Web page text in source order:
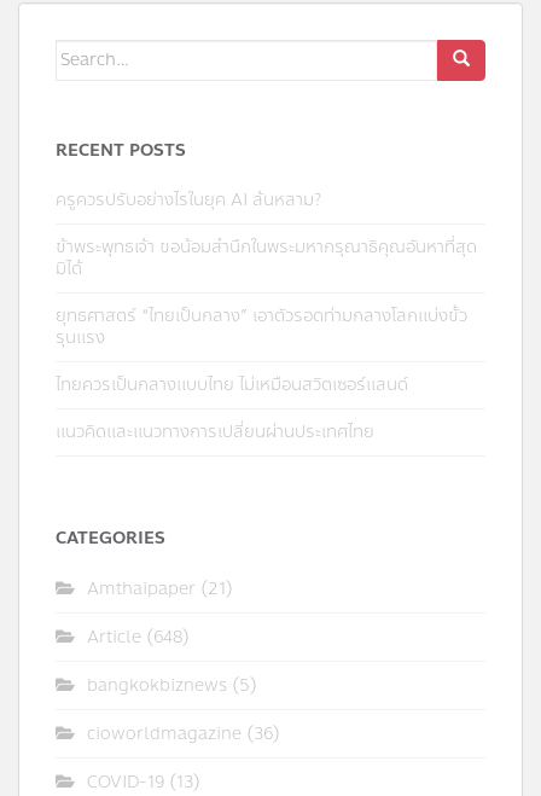
Search
for:
RECENT POSTS
ครูควรปรับอย่างไรในยุค AI ล้นหลาม?
ข้าพระพุทธเจ้า ขอน้อมสำนึกในพระมหากรุณาธิคุณอันหาที่สุด
มิได้
ยุทธศาสตร์ “ไทยเป็นกลาง” เอาตัวรอดท่ามกลางโลกแบ่งขั้ว
รุนแรง
ไทยควรเป็นกลางแบบไทย ไม่เหมือนสวิตเซอร์แลนด์
แนวคิดและแนวทางการเปลี่ยนผ่านประเทศไทย
CATEGORIES
Amthaipaper (21)
Article (648)
bangkokbiznews (5)
cioworldmagazine (36)
COVID-19 (13)